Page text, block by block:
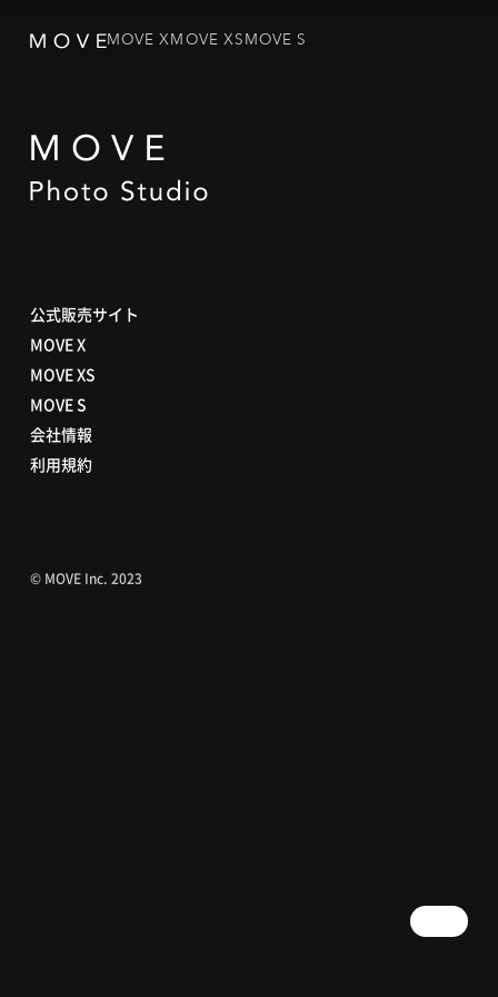
MOVE XMOVE XSMOVE S
公式販売サイト
MOVE X
MOVE XS
MOVE S
会社情報
利用規約
© MOVE Inc. 2023